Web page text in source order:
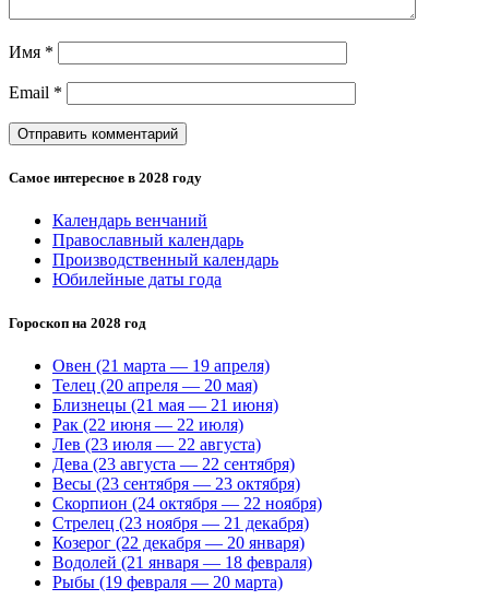
Имя *
Email *
Самое интересное в 2028 году
Календарь венчаний
Православный календарь
Производственный календарь
Юбилейные даты года
Гороскоп на 2028 год
Овен (21 марта — 19 апреля)
Телец (20 апреля — 20 мая)
Близнецы (21 мая — 21 июня)
Рак (22 июня — 22 июля)
Лев (23 июля — 22 августа)
Дева (23 августа — 22 сентября)
Весы (23 сентября — 23 октября)
Скорпион (24 октября — 22 ноября)
Стрелец (23 ноября — 21 декабря)
Козерог (22 декабря — 20 января)
Водолей (21 января — 18 февраля)
Рыбы (19 февраля — 20 марта)